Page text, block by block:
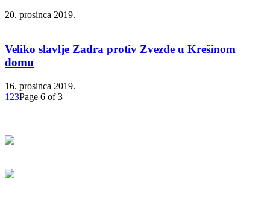
20. prosinca 2019.
Veliko slavlje Zadra protiv Zvezde u Krešinom
domu
16. prosinca 2019.
1 23Page 6 of 3